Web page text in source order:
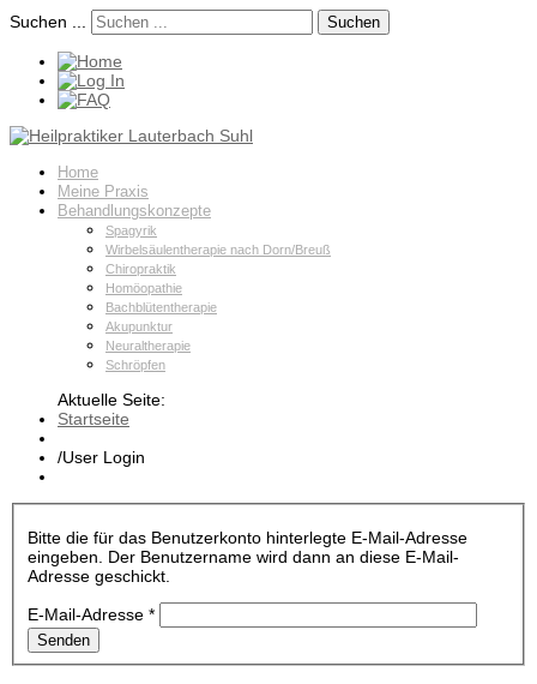
Suchen ... Suchen
Home
Meine Praxis
Behandlungskonzepte
Spagyrik
Wirbelsäulentherapie nach Dorn/Breuß
Chiropraktik
Homöopathie
Bachblütentherapie
Akupunktur
Neuraltherapie
Schröpfen
Aktuelle Seite:
Startseite
/User Login
Bitte die für das Benutzerkonto hinterlegte E-Mail-Adresse
eingeben. Der Benutzername wird dann an diese E-Mail-
Adresse geschickt.
E-Mail-Adresse*
Senden